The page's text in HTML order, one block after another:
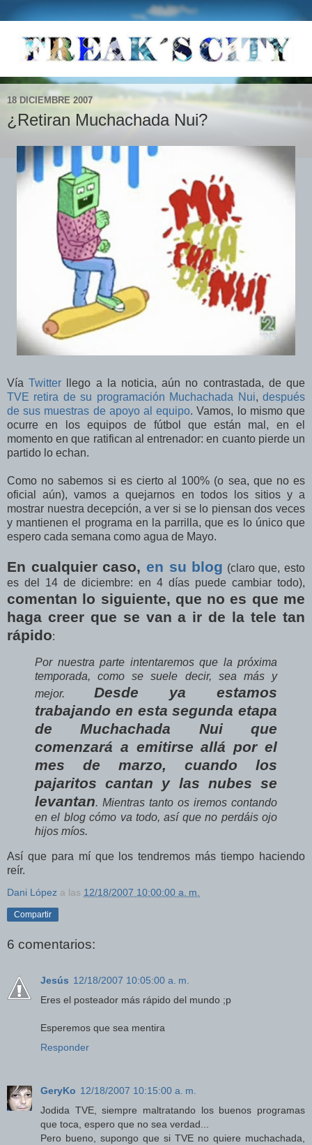
18 DICIEMBRE 2007
¿Retiran Muchachada Nui?
VíaTwitter llego a la noticia, aún no contrastada, de que
TVE retira de su programación Muchachada Nui,después
de sus muestras de apoyo al equipo. Vamos, lo mismo que
ocurre en los equipos de fútbol que están mal, en el
momento en que ratifican al entrenador: en cuanto pierde un
partido lo echan.
Como no sabemos si es cierto al 100% (o sea, que no es
oficial aún), vamos a quejarnos en todos los sitios y a
mostrar nuestra decepción, a ver si se lo piensan dos veces
y mantienen el programa en la parrilla, que es lo único que
espero cada semana como agua de Mayo.
En cualquier caso, en su blog (claro que, esto
es del 14 de diciembre: en 4 días puede cambiar todo),
comentan lo siguiente, que no es que me
haga creer que se van a ir de la tele tan
rápido:
Por nuestra parte intentaremos que la próxima
temporada, como se suele decir, sea más y
mejor. Desde ya estamos
trabajando en esta segunda etapa
de Muchachada Nui que
comenzará a emitirse allá por el
mes de marzo, cuando los
pajaritos cantan y las nubes se
levantan. Mientras tanto os iremos contando
en el blog cómo va todo, así que no perdáis ojo
hijos míos.
Así que para mí que los tendremos más tiempo haciendo
reír.
Dani López a las 12/18/2007 10:00:00 a. m.
Compartir
6 comentarios:
Jesús 12/18/2007 10:05:00 a. m.
Eres el posteador más rápido del mundo ;p
Esperemos que sea mentira
Responder
GeryKo 12/18/2007 10:15:00 a. m.
Jodida TVE, siempre maltratando los buenos programas
que toca, espero que no sea verdad...
Pero bueno, supongo que si TVE no quiere muchachada,